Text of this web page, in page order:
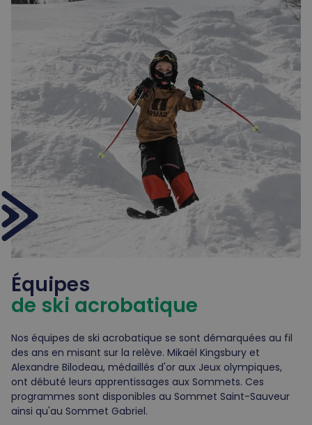
Équipes
de ski acrobatique
Nos équipes de ski acrobatique se sont démarquées au fil
des ans en misant sur la relève. Mikaël Kingsbury et
Alexandre Bilodeau, médaillés d'or aux Jeux olympiques,
ont débuté leurs apprentissages aux Sommets. Ces
programmes sont disponibles au Sommet Saint-Sauveur
ainsi qu'au Sommet Gabriel.